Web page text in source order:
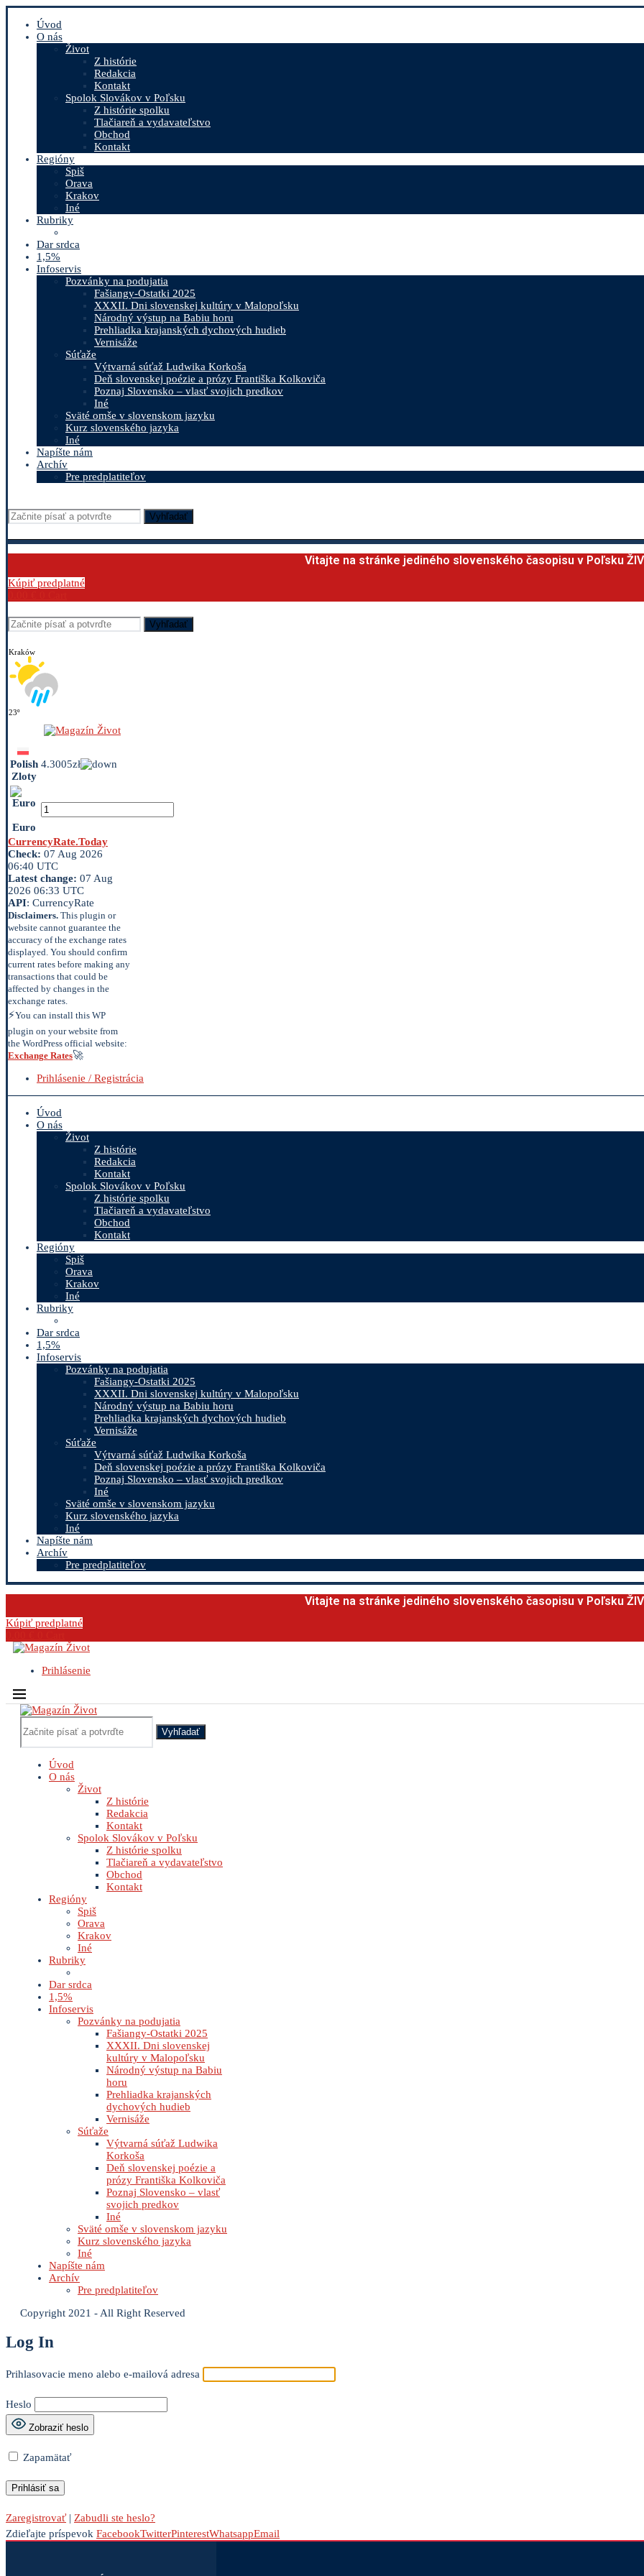
Úvod
O nás
Život
Z histórie
Redakcia
Kontakt
Spolok Slovákov v Poľsku
Z histórie spolku
Tlačiareň a vydavateľstvo
Obchod
Kontakt
Regióny
Spiš
Orava
Krakov
Iné
Rubriky
Dar srdca
1,5%
Infoservis
Pozvánky na podujatia
Fašiangy-Ostatki 2025
XXXII. Dni slovenskej kultúry v Malopoľsku
Národný výstup na Babiu horu
Prehliadka krajanských dychových hudieb
Vernisáže
Súťaže
Výtvarná súťaž Ludwika Korkoša
Deň slovenskej poézie a prózy Františka Kolkoviča
Poznaj Slovensko – vlasť svojich predkov
Iné
Sväté omše v slovenskom jazyku
Kurz slovenského jazyka
Iné
Napíšte nám
Archív
Pre predplatiteľov
Vyhľadať
Vitajte na stránke jediného slovenského časopisu v Poľsku
Kúpiť predplatné
Vyhľadať
Kraków
23º
Polish
Zloty
4.3005zł
Euro
CurrencyRate.Today
Check: 07 Aug 2026
06:40 UTC
Latest change: 07 Aug
2026 06:33 UTC
API: CurrencyRate
Disclaimers. This plugin or
website cannot guarantee the
accuracy of the exchange rates
displayed. You should confirm
current rates before making any
transactions that could be
affected by changes in the
exchange rates.
⚡You can install this WP
plugin on your website from
the WordPress official website:
Exchange Rates🚀
Prihlásenie / Registrácia
Úvod
O nás
Život
Z histórie
Redakcia
Kontakt
Spolok Slovákov v Poľsku
Z histórie spolku
Tlačiareň a vydavateľstvo
Obchod
Kontakt
Regióny
Spiš
Orava
Krakov
Iné
Rubriky
Dar srdca
1,5%
Infoservis
Pozvánky na podujatia
Fašiangy-Ostatki 2025
XXXII. Dni slovenskej kultúry v Malopoľsku
Národný výstup na Babiu horu
Prehliadka krajanských dychových hudieb
Vernisáže
Súťaže
Výtvarná súťaž Ludwika Korkoša
Deň slovenskej poézie a prózy Františka Kolkoviča
Poznaj Slovensko – vlasť svojich predkov
Iné
Sväté omše v slovenskom jazyku
Kurz slovenského jazyka
Iné
Napíšte nám
Archív
Pre predplatiteľov
Vitajte na stránke jediného slovenského časopisu v Poľsku
Kúpiť predplatné
Prihlásenie
Vyhľadať
Úvod
O nás
Život
Z histórie
Redakcia
Kontakt
Spolok Slovákov v Poľsku
Z histórie spolku
Tlačiareň a vydavateľstvo
Obchod
Kontakt
Regióny
Spiš
Orava
Krakov
Iné
Rubriky
Dar srdca
1,5%
Infoservis
Pozvánky na podujatia
Fašiangy-Ostatki 2025
XXXII. Dni slovenskej
kultúry v Malopoľsku
Národný výstup na Babiu
horu
Prehliadka krajanských
dychových hudieb
Vernisáže
Súťaže
Výtvarná súťaž Ludwika
Korkoša
Deň slovenskej poézie a
prózy Františka Kolkoviča
Poznaj Slovensko – vlasť
svojich predkov
Iné
Sväté omše v slovenskom jazyku
Kurz slovenského jazyka
Iné
Napíšte nám
Archív
Pre predplatiteľov
Copyright 2021 - All Right Reserved
Log In
Prihlasovacie meno alebo e-mailová adresa
Heslo
Zobraziť heslo
Zapamätať
Zaregistrovať | Zabudli ste heslo?
Zdieľajte príspevok FacebookTwitterPinterestWhatsappEmail